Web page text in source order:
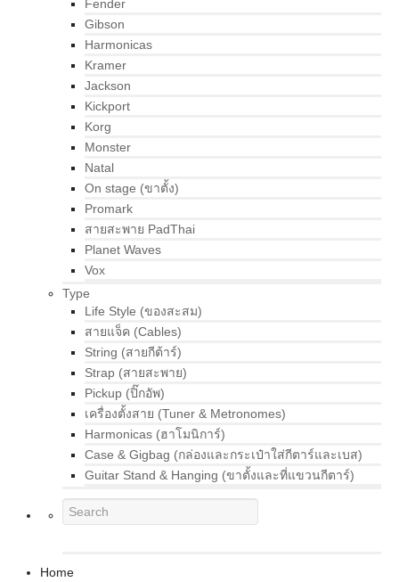
Fender
Gibson
Harmonicas
Kramer
Jackson
Kickport
Korg
Monster
Natal
On stage (ขาตั้ง)
Promark
สายสะพาย PadThai
Planet Waves
Vox
Type
Life Style (ของสะสม)
สายแจ็ค (Cables)
String (สายกีต้าร์)
Strap (สายสะพาย)
Pickup (ปิ๊กอัพ)
เครื่องตั้งสาย (Tuner & Metronomes)
Harmonicas (ฮาโมนิการ์)
Case & Gigbag (กล่องและกระเป๋าใส่กีตาร์และเบส)
Guitar Stand & Hanging (ขาตั้งและที่แขวนกีตาร์)
Home